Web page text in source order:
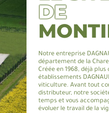
DE
Notre entreprise
département de la
Créée en 1968, déjà plus
établissements
viticulture. Avant tout
distributeur, notre
temps et vous
évoluer le travail de la